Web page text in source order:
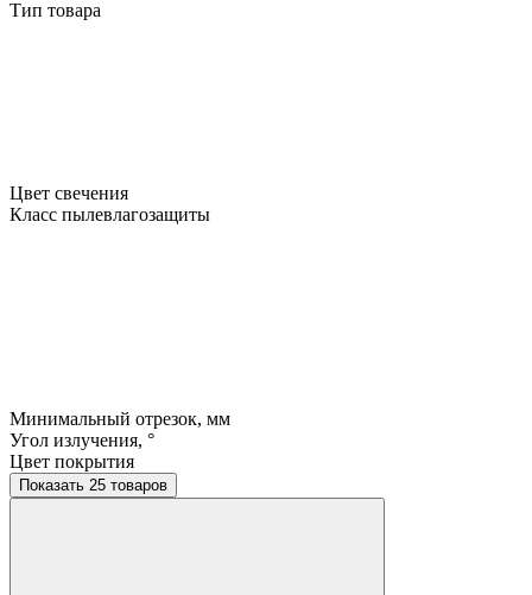
Тип товара
Цвет свечения
Класс пылевлагозащиты
Минимальный отрезок, мм
Угол излучения, °
Цвет покрытия
Показать 25 товаров